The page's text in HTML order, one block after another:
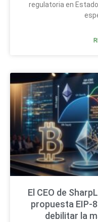
regulatoria en
El CEO de
propuesta EIP-
debilitar la